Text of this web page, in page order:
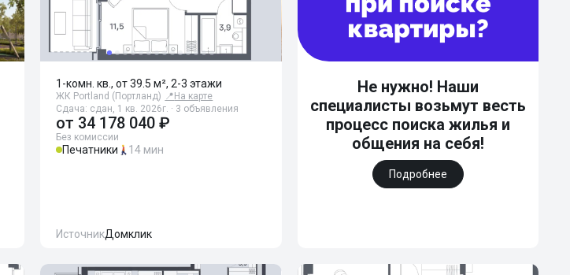
1-комн. кв., от 39.5 м², 2-3 этажи
ЖК Portland (Портланд) 📍 На карте
Сдача: сдан, 1 кв. 2026г. · 3 объявления
от 34 178 040 ₽
Без комиссии
Печатники 14 мин
ИсточникДомклик
Не нужно! Наши
специалисты возьмут весть
процесс поиска жилья и
общения на себя!
Подробнее